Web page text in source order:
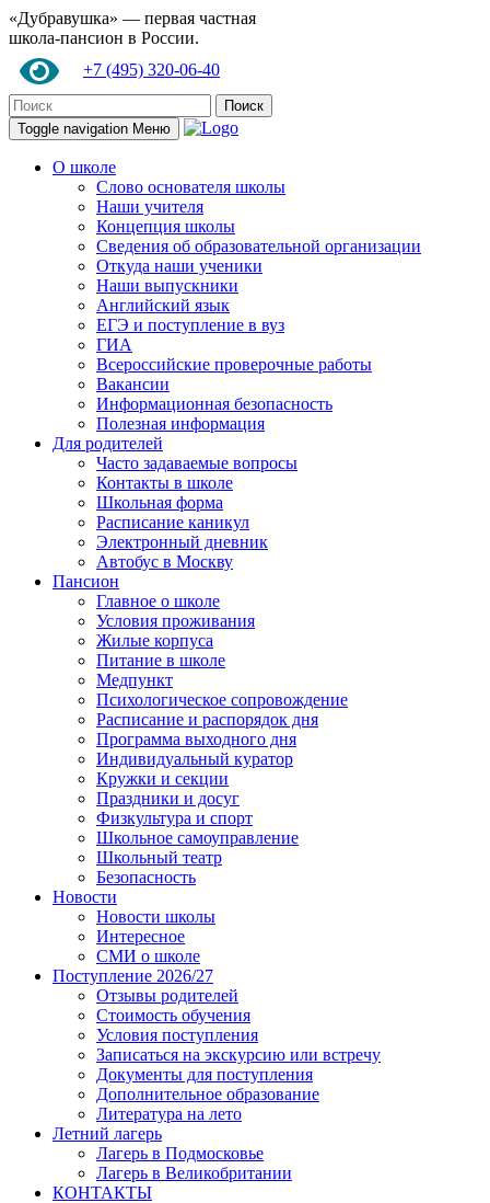
«Дубравушка» — первая частная
школа-пансион в России.
+7 (495) 320-06-40
Поиск
Toggle navigation Меню
О школе
Слово основателя школы
Наши учителя
Концепция школы
Сведения об образовательной организации
Откуда наши ученики
Наши выпускники
Английский язык
ЕГЭ и поступление в вуз
ГИА
Всероссийские проверочные работы
Вакансии
Информационная безопасность
Полезная информация
Для родителей
Часто задаваемые вопросы
Контакты в школе
Школьная форма
Расписание каникул
Электронный дневник
Автобус в Москву
Пансион
Главное о школе
Условия проживания
Жилые корпуса
Питание в школе
Медпункт
Психологическое сопровождение
Расписание и распорядок дня
Программа выходного дня
Индивидуальный куратор
Кружки и секции
Праздники и досуг
Физкультура и спорт
Школьное самоуправление
Школьный театр
Безопасность
Новости
Новости школы
Интересное
СМИ о школе
Поступление 2026/27
Отзывы родителей
Стоимость обучения
Условия поступления
Записаться на экскурсию или встречу
Документы для поступления
Дополнительное образование
Литература на лето
Летний лагерь
Лагерь в Подмосковье
Лагерь в Великобритании
КОНТАКТЫ